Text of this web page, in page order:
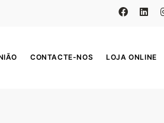
CONTACTE-NOS LOJA ONLINE